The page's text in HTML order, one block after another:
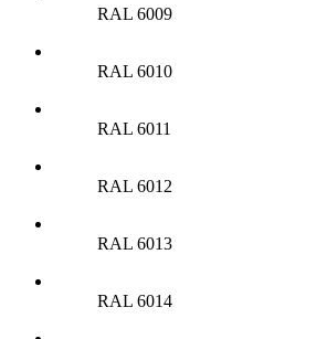
RAL 6009
RAL 6010
RAL 6011
RAL 6012
RAL 6013
RAL 6014